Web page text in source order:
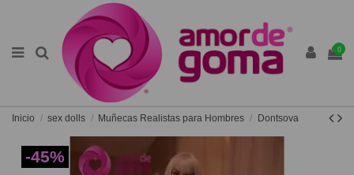
0
Inicio sex dolls Muñecas Realistas para Hombres Dontsova
-45%